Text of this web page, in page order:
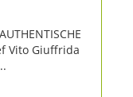
Vito Giuffrida